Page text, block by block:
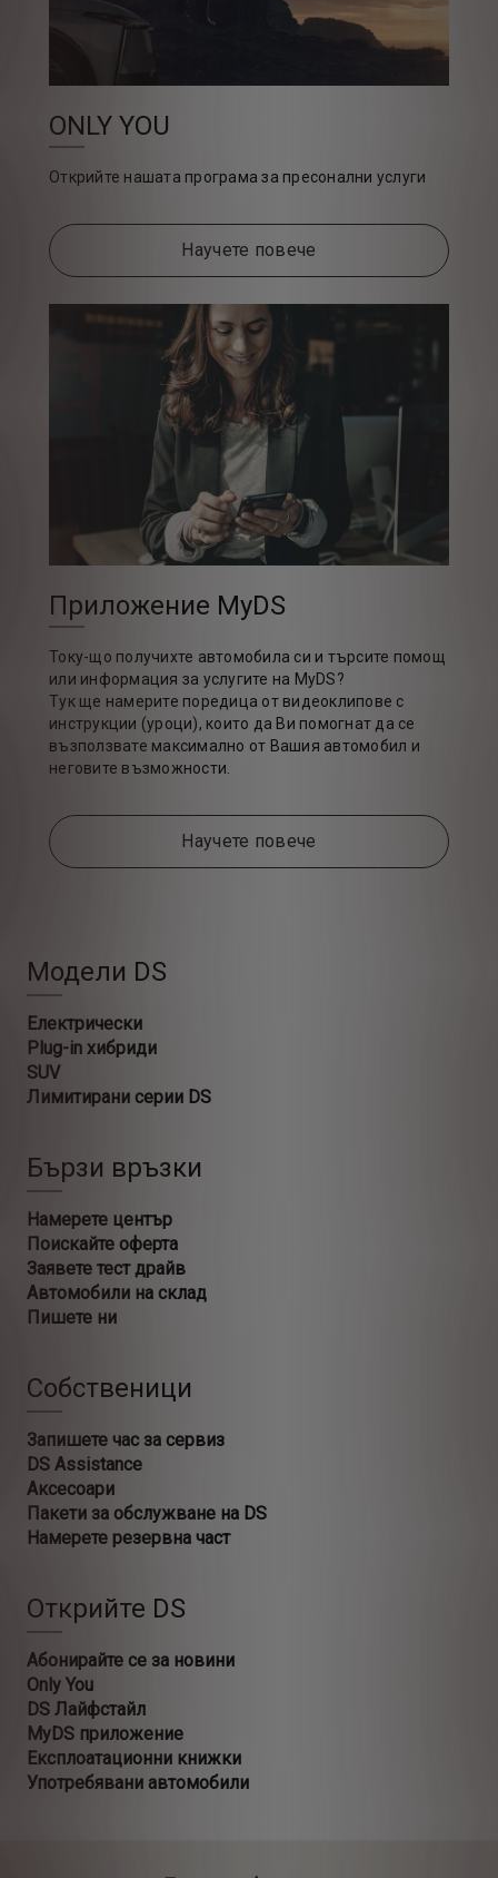
ONLY YOU
Открийте нашата програма за пресонални услуги
Научете повече
Приложение MyDS
Току-що получихте автомобила си и търсите помощ
или информация за услугите на MyDS?
Тук ще намерите поредица от видеоклипове с
инструкции (уроци), които да Ви помогнат да се
възползвате максимално от Вашия автомобил и
неговите възможности.
Научете повече
Модели DS
Електрически
Plug-in хибриди
SUV
Лимитирани серии DS
Бързи връзки
Намерете център
Поискайте оферта
Заявете тест драйв
Автомобили на склад
Пишете ни
Собственици
Запишете час за сервиз
DS Assistance
Аксесоари
Пакети за обслужване на DS
Намерете резервна част
Открийте DS
Абонирайте се за новини
Only You
DS Лайфстайл
MyDS приложение
Експлоатационни книжки
Употребявани автомобили